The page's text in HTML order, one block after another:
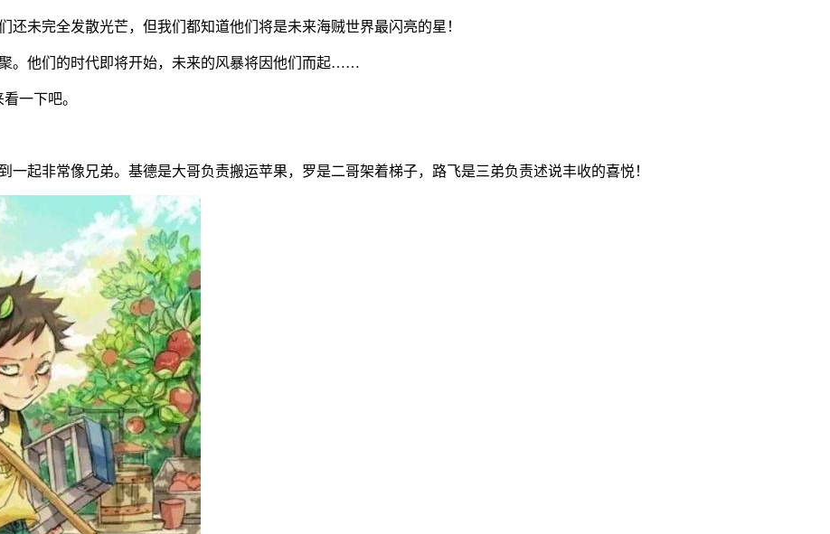
未完全发散光芒，但我们都知道他们将是未来海贼世界最闪亮的星！
。他们的时代即将开始，未来的风暴将因他们而起……
一下吧。
起非常像兄弟。基德是大哥负责搬运苹果，罗是二哥架着梯子，路飞是三弟负责述说丰收的喜悦！